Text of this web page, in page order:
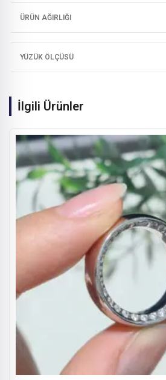
ÜRÜN AĞIRLIĞI
YÜZÜK ÖLÇÜSÜ
İlgili Ürünler